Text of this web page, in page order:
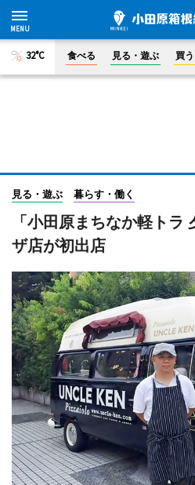
32°C 食べる 見る・遊ぶ 買う
見る・遊ぶ 暮らす・働く
「小田原まちなか軽トラ
ザ店が初出店